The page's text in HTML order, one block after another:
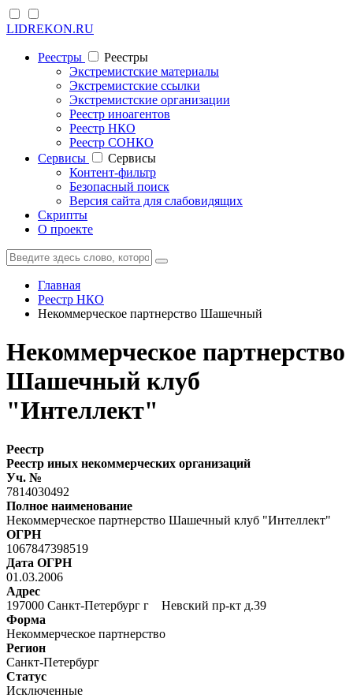
LIDREKON.RU
Реестры
Реестры
Экстремистские материалы
Экстремистские ссылки
Экстремистские организации
Реестр иноагентов
Реестр НКО
Реестр СОНКО
Cервисы
Cервисы
Контент-фильтр
Безопасный поиск
Версия сайта для слабовидящих
Скрипты
О проекте
Главная
Реестр НКО
Некоммерческое партнерство Шашечный
Некоммерческое партнерство
Шашечный клуб
"Интеллект"
Реестр
Реестр иных некоммерческих организаций
Уч. №
7814030492
Полное наименование
Некоммерческое партнерство Шашечный клуб "Интеллект"
ОГРН
1067847398519
Дата ОГРН
01.03.2006
Адрес
197000 Санкт-Петербург г Невский пр-кт д.39
Форма
Некоммерческое партнерство
Регион
Санкт-Петербург
Статус
Исключенные